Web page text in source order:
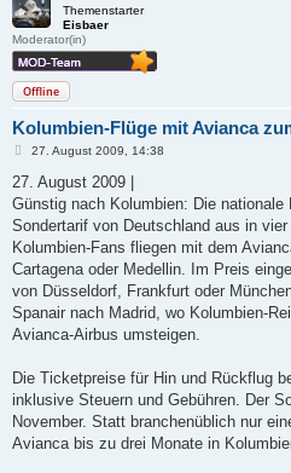
Themenstarter
Eisbaer
Moderator(in)
Offline
Kolumbien-Flüge mit Avianca
B
i
r
a
27. August 2009, 14:38
27. August 2009 |
Günstig nach Kolumbien: Die
Sondertarif von Deutschland aus in
Kolumbien-Fans fliegen mit dem
Cartagena oder Medellin. Im Preis
von Düsseldorf, Frankfurt oder
Spanair nach Madrid, wo Kolumbien-
Avianca-Airbus umsteigen.
Die Ticketpreise für Hin und Rückflug
inklusive Steuern und Gebühren. Der
November. Statt branchenüblich nur
Avianca bis zu drei Monate in